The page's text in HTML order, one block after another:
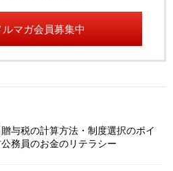
マガ会員募集中
贈与税の計算方法・制度選択のポイ
務員のお金のリテラシー